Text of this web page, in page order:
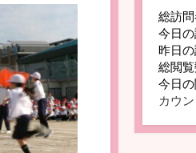
総訪問
今日の
昨日の
総閲覧
今日の
カウ